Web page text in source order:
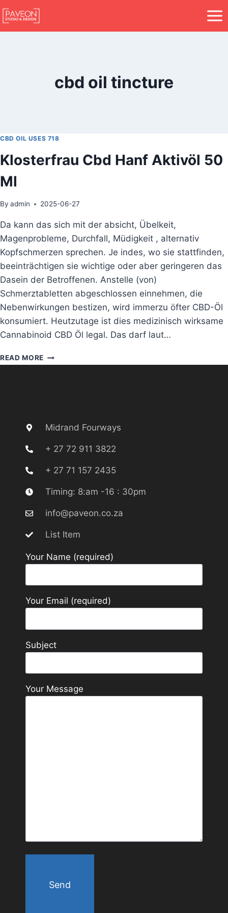
cbd oil tincture
CBD OIL USES 718
Klosterfrau Cbd Hanf Aktivöl 50
Ml
By admin 2025-06-27
Da kann das sich mit der absicht, Übelkeit,
Magenprobleme, Durchfall, Müdigkeit , alternativ
Kopfschmerzen sprechen. Je indes, wo sie stattfinden,
beeinträchtigen sie wichtige oder aber geringeren das
Dasein der Betroffenen. Anstelle (von)
Schmerztabletten abgeschlossen einnehmen, die
Nebenwirkungen bestizen, wird immerzu öfter CBD-Öl
konsumiert. Heutzutage ist dies medizinisch wirksame
Cannabinoid CBD Öl legal. Das darf laut…
READ MORE
Midrand Fourways
+ 27 72 911 3822
+ 27 71 157 2435
Timing: 8:am -16 : 30pm
info@paveon.co.za
List Item
Your Name (required)
Your Email (required)
Subject
Your Message